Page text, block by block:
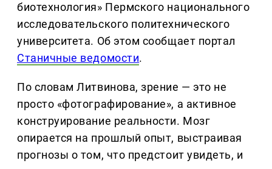
биотехнология» Пермского национального
исследовательского политехнического
университета. Об этом сообщает портал
Станичные ведомости.
По словам Литвинова, зрение — это не
просто «фотографирование», а активное
конструирование реальности. Мозг
опирается на прошлый опыт, выстраивая
прогнозы о том, что предстоит увидеть, и